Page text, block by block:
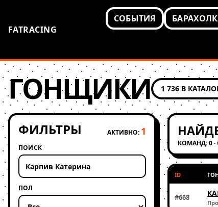
FATRACING
СОБЫТИЯ
ГОНЩИКИ 1 736 В
ФИЛЬТРЫ АКТИВНО: 1
ПОИСК
ПОЛ
КОМАНД: 0 ·
ID
#668